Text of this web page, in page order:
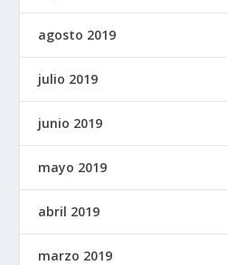
agosto 2019
julio 2019
junio 2019
mayo 2019
abril 2019
marzo 2019